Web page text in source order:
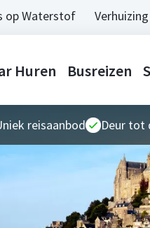
op Waterstof
Huren Busreizen
reisaanbod Deur tot